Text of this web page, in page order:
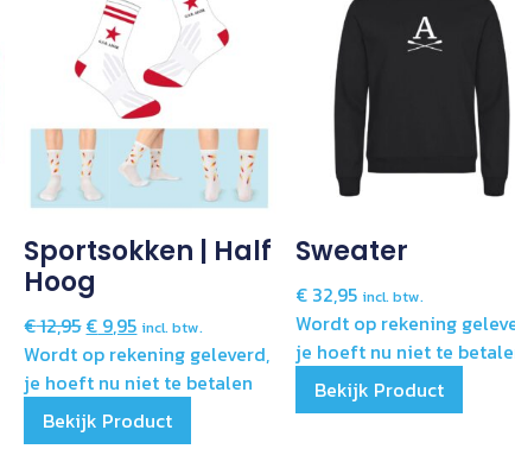
Sportsokken | Half
Hoog
€12,95€ 9,95 incl. btw.
Wordt op rekening geleverd,
je hoeft nu niet te betalen
Bekijk Product
Sweater
€ 32,95 incl. btw.
Wordt op rekening
je hoeft nu niet te
Bekijk Product